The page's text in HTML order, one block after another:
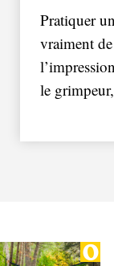
Pratiquer
vraiment
le